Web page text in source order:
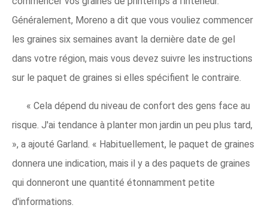
Généralement, Moreno a dit que vous vouliez commencer
les graines six semaines avant la dernière date de gel
dans votre région, mais vous devez suivre les instructions
sur le paquet de graines si elles spécifient le contraire.
« Cela dépend du niveau de confort des gens face au
risque. J'ai tendance à planter mon jardin un peu plus tard,
», a ajouté Garland. « Habituellement, le paquet de graines
donnera une indication, mais il y a des paquets de graines
qui donneront une quantité étonnamment petite
d'informations.